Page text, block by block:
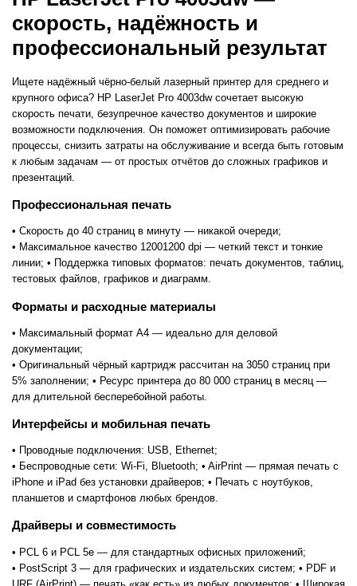
скорость, надёжность и
профессиональный результат
Ищете надёжный чёрно-белый лазерный принтер для среднего и
крупного офиса? HP LaserJet Pro 4003dw сочетает высокую
скорость печати, безупречное качество документов и широкие
возможности подключения. Он поможет оптимизировать рабочие
процессы, снизить затраты на обслуживание и всегда быть готовым
к любым задачам — от простых отчётов до сложных графиков и
презентаций.
Профессиональная печать
• Скорость до 40 страниц в минуту — никакой очереди;
• Максимальное качество 12001200 dpi — четкий текст и тонкие
линии; • Поддержка типовых форматов: печать документов, таблиц,
тестовых файлов, графиков и диаграмм.
Форматы и расходные материалы
• Максимальный формат A4 — идеально для деловой
документации;
• Оригинальный чёрный картридж рассчитан на 3050 страниц при
5% заполнении; • Ресурс принтера до 80 000 страниц в месяц —
для длительной бесперебойной работы.
Интерфейсы и мобильная печать
• Проводные подключения: USB, Ethernet;
• Беспроводные сети: Wi-Fi, Bluetooth; • AirPrint — прямая печать с
iPhone и iPad без установки драйверов; • Печать с ноутбуков,
планшетов и смартфонов любых брендов.
Драйверы и совместимость
• PCL 6 и PCL 5e — для стандартных офисных приложений;
• PostScript 3 — для графических и издательских систем; • PDF и